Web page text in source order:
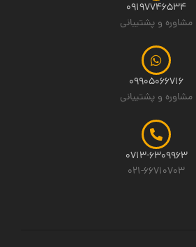
09197746534
مشاوره و پشتیبانی
09905066716
مشاوره و پشتیبانی
0713-6309963
021-66710703